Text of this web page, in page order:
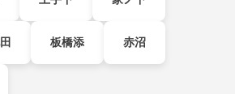
板橋添 赤沼